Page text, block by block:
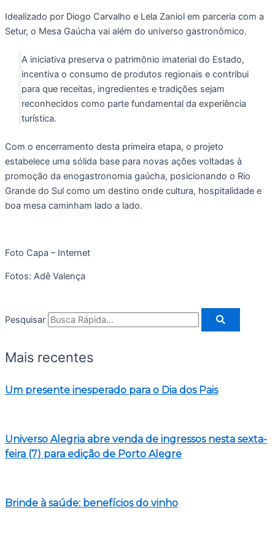
Idealizado por Diogo Carvalho e Lela Zaniol em parceria com a
Setur, o Mesa Gaúcha vai além do universo gastronômico.
A iniciativa preserva o patrimônio imaterial do Estado,
incentiva o consumo de produtos regionais e contribui
para que receitas, ingredientes e tradições sejam
reconhecidos como parte fundamental da experiência
turística.
Com o encerramento desta primeira etapa, o projeto
estabelece uma sólida base para novas ações voltadas à
promoção da enogastronomia gaúcha, posicionando o Rio
Grande do Sul como um destino onde cultura, hospitalidade e
boa mesa caminham lado a lado.
Foto Capa – Internet
Fotos: Adê Valença
Pesquisar
Mais recentes
Um presente inesperado para o Dia dos Pais
Universo Alegria abre venda de ingressos nesta sexta-
feira (7) para edição de Porto Alegre
Brinde à saúde: benefícios do vinho